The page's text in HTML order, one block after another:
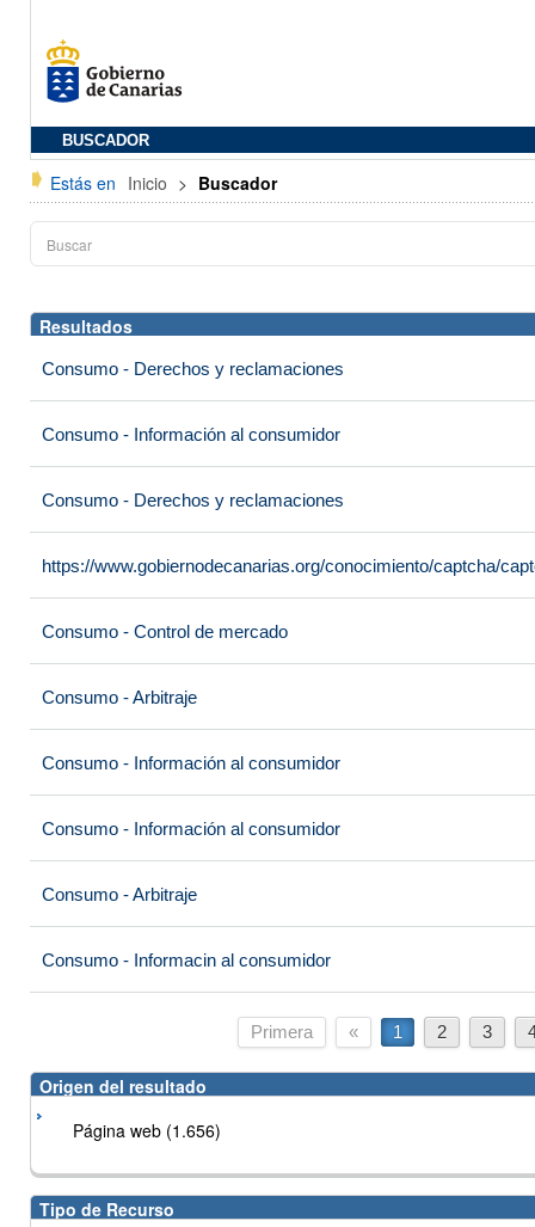
BUSCADOR
Estás en Inicio > Buscador
Resultados
Consumo - Derechos y reclamaciones
Consumo - Información al consumidor
Consumo - Derechos y reclamaciones
https://www.gobiernodecanarias.org/conocimiento/captcha/
Consumo - Control de mercado
Consumo - Arbitraje
Consumo - Información al consumidor
Consumo - Información al consumidor
Consumo - Arbitraje
Consumo - Informacin al consumidor
Primera « 1 2 3
Origen del resultado
Página web (1.656)
Tipo de Recurso